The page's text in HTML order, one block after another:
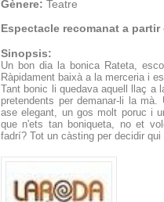
Gènere: Teatre
Espectacle recomanat a partir
Sinopsis:
Un bon dia la bonica Rateta,
Ràpidament baixà a la merceria i
Tant bonic li quedava aquell llaç a
pretendents per demanar-li la
ase elegant, un gos molt poruc i
que n'ets tan boniqueta, no et
fadrí? Tot un càsting per decidir